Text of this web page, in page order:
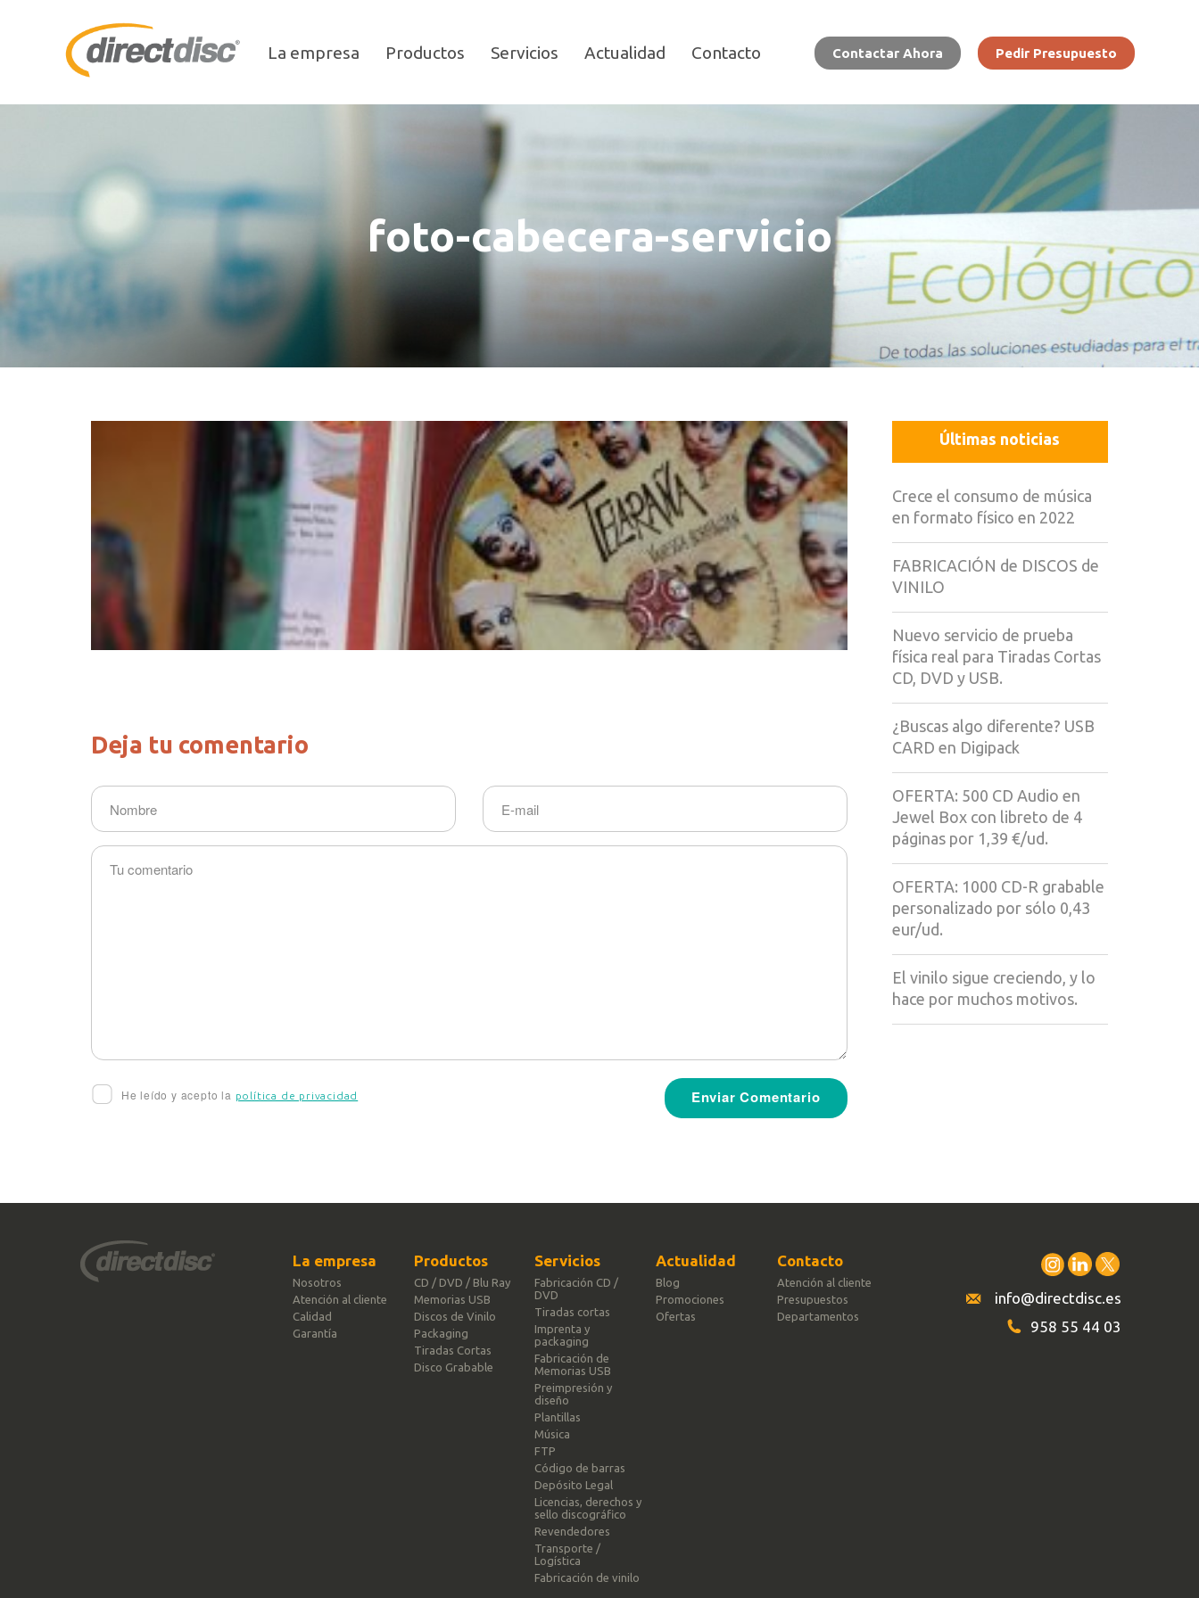
La empresa Productos Servicios Actualidad Contacto Contactar Ahora Pedir Presupuesto
foto-cabecera-servicio
Deja tu comentario
He leído y acepto la política de privacidad
Últimas noticias
Crece el consumo de música
en formato físico en 2022
FABRICACIÓN de DISCOS de
VINILO
Nuevo servicio de prueba
física real para Tiradas Cortas
CD, DVD y USB.
¿Buscas algo diferente? USB
CARD en Digipack
OFERTA: 500 CD Audio en
Jewel Box con libreto de 4
páginas por 1,39 €/ud.
OFERTA: 1000 CD-R grabable
personalizado por sólo 0,43
eur/ud.
El vinilo sigue creciendo, y lo
hace por muchos motivos.
La empresa
Nosotros
Atención al cliente
Calidad
Garantía
Productos
CD / DVD / Blu Ray
Memorias USB
Discos de Vinilo
Packaging
Tiradas Cortas
Disco Grabable
Servicios
Fabricación CD /
DVD
Tiradas cortas
Imprenta y
packaging
Fabricación de
Memorias USB
Preimpresión y
diseño
Plantillas
Música
FTP
Código de barras
Depósito Legal
Licencias, derechos y
sello discográfico
Revendedores
Transporte /
Logística
Fabricación de vinilo
Actualidad
Blog
Promociones
Ofertas
Contacto
Atención al cliente
Presupuestos
Departamentos
info@directdisc.es
958 55 44 03